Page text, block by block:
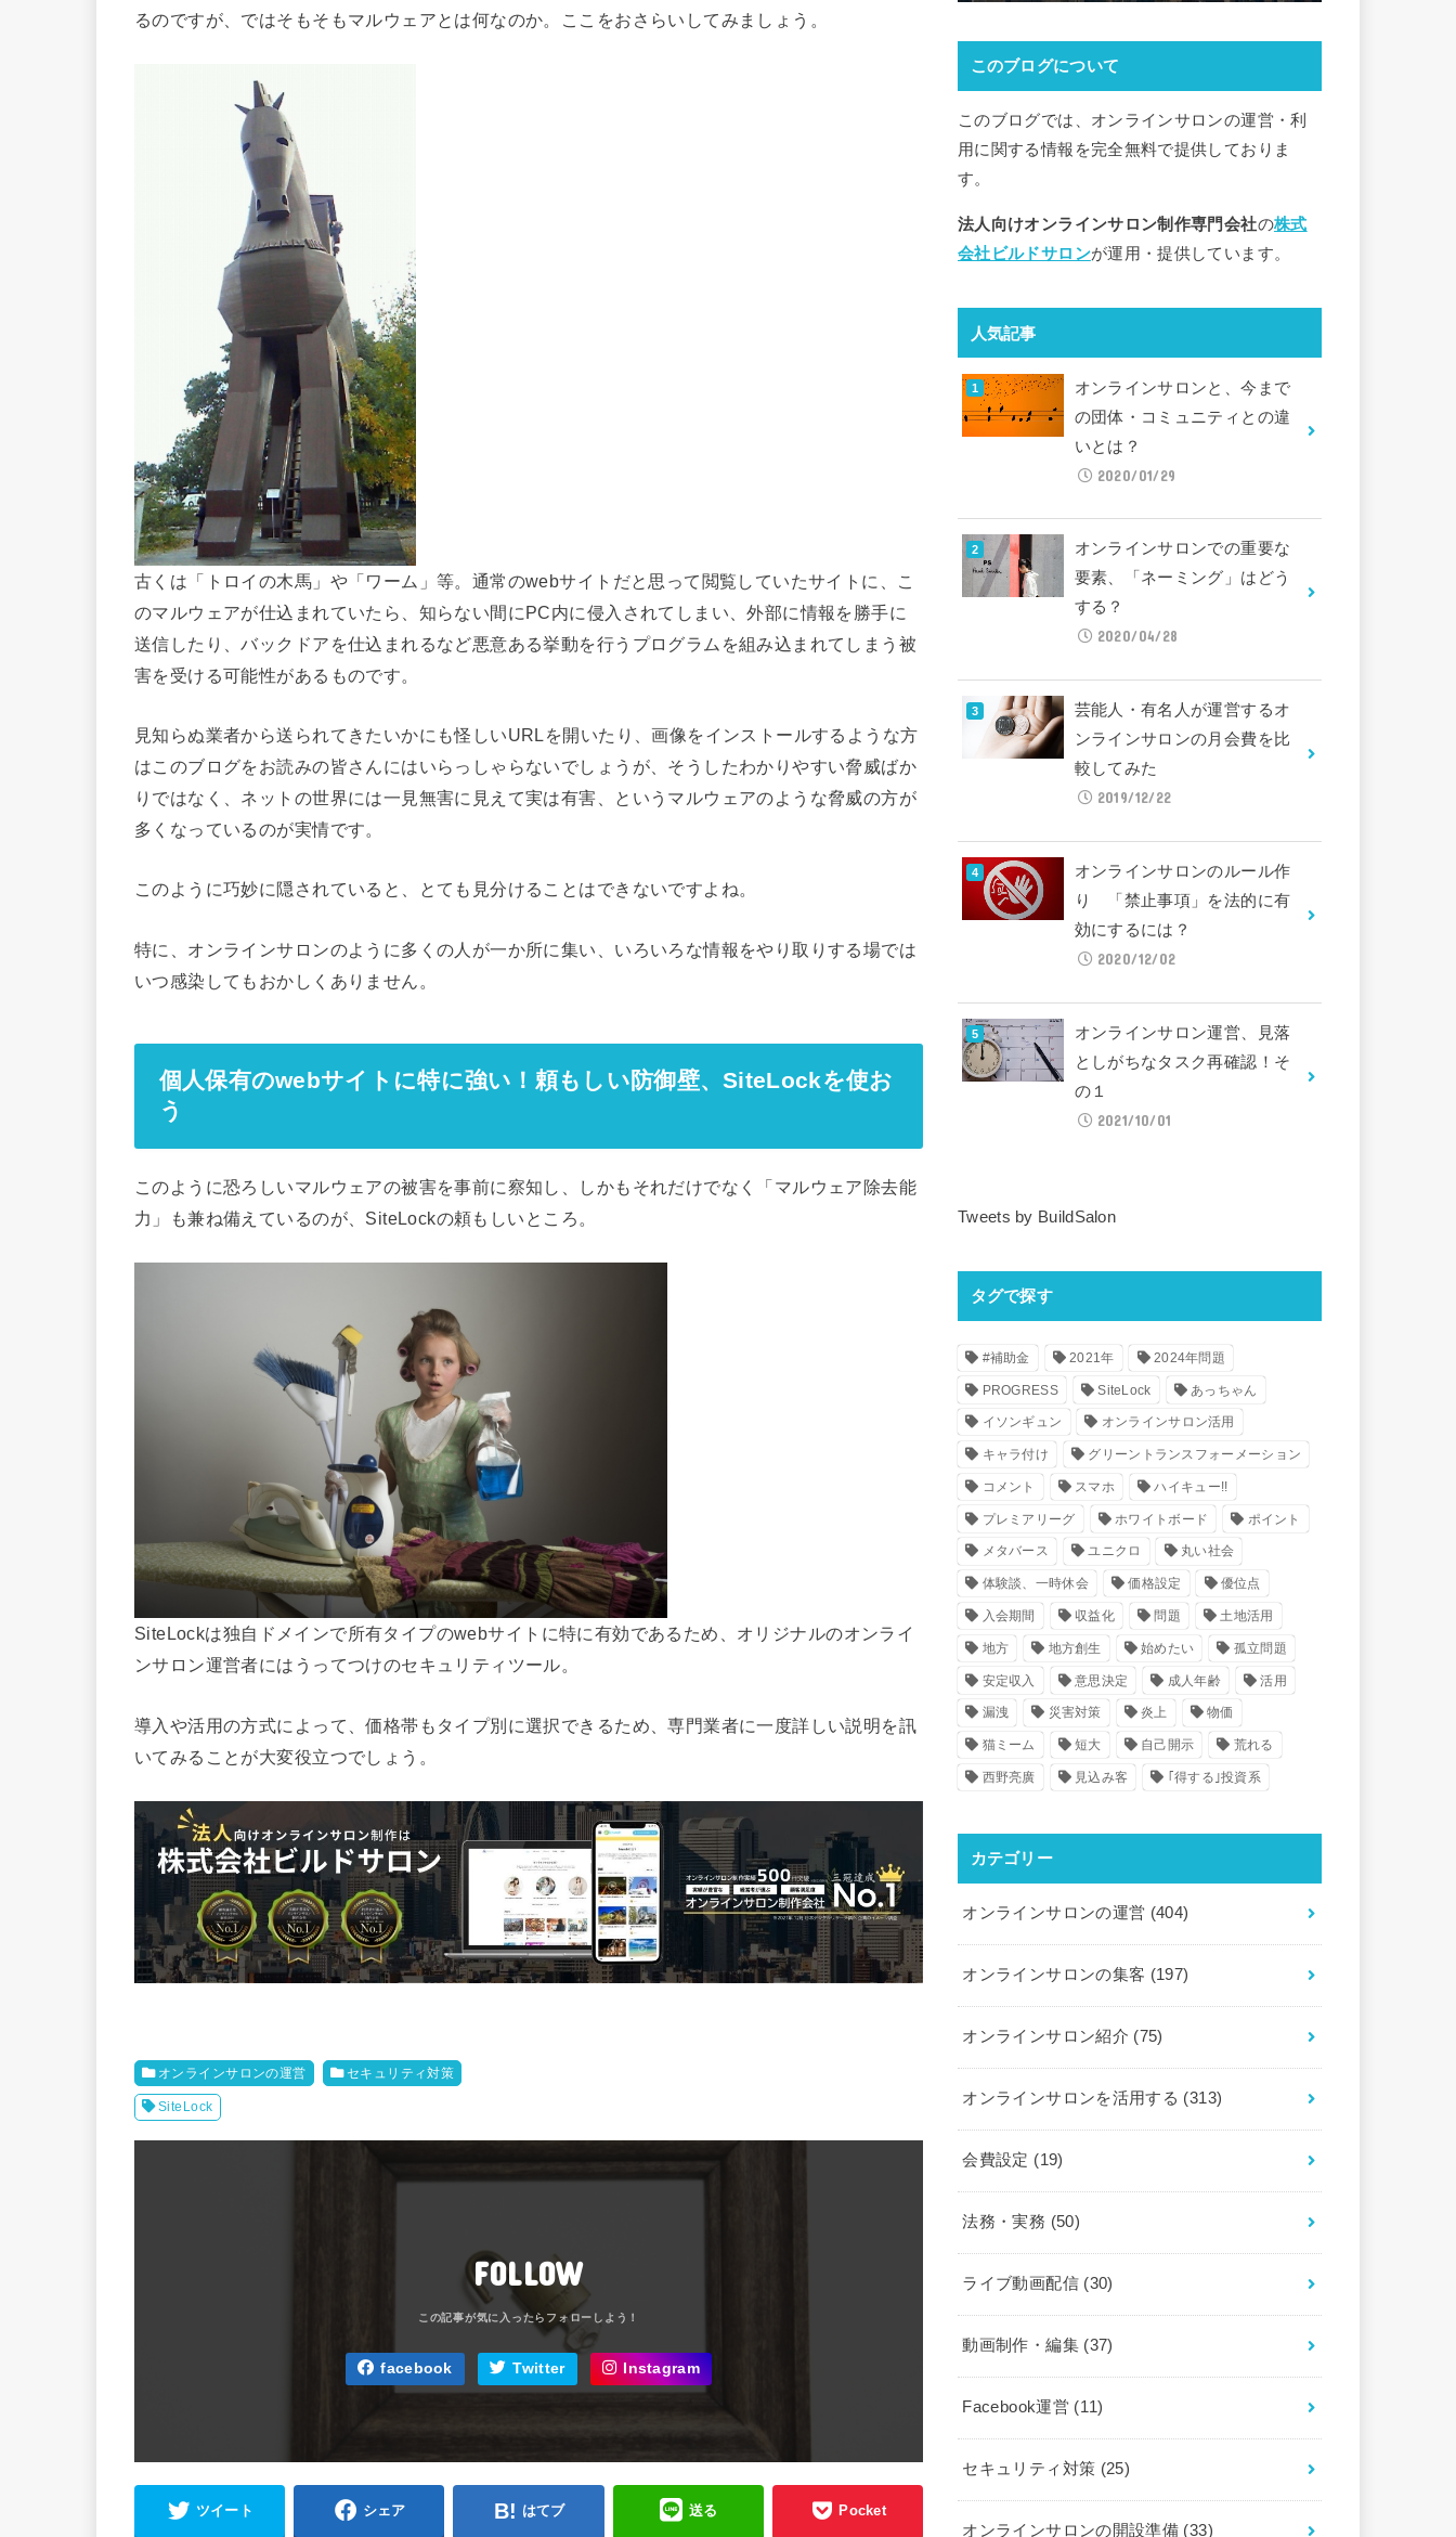
るのですが、ではそもそもマルウェアとは何なのか。ここをおさらいしてみましょう。
古くは「トロイの木馬」や「ワーム」等。通常のwebサイトだと思って閲覧していたサイトに、こ
のマルウェアが仕込まれていたら、知らない間にPC内に侵入されてしまい、外部に情報を勝手に
送信したり、バックドアを仕込まれるなど悪意ある挙動を行うプログラムを組み込まれてしまう被
害を受ける可能性があるものです。
見知らぬ業者から送られてきたいかにも怪しいURLを開いたり、画像をインストールするような方
はこのブログをお読みの皆さんにはいらっしゃらないでしょうが、そうしたわかりやすい脅威ばか
りではなく、ネットの世界には一見無害に見えて実は有害、というマルウェアのような脅威の方が
多くなっているのが実情です。
このように巧妙に隠されていると、とても見分けることはできないですよね。
特に、オンラインサロンのように多くの人が一か所に集い、いろいろな情報をやり取りする場では
いつ感染してもおかしくありません。
個人保有のwebサイトに特に強い！頼もしい防御壁、SiteLockを使お
う
このように恐ろしいマルウェアの被害を事前に察知し、しかもそれだけでなく「マルウェア除去能
力」も兼ね備えているのが、SiteLockの頼もしいところ。
SiteLockは独自ドメインで所有タイプのwebサイトに特に有効であるため、オリジナルのオンライ
ンサロン運営者にはうってつけのセキュリティツール。
導入や活用の方式によって、価格帯もタイプ別に選択できるため、専門業者に一度詳しい説明を訊
いてみることが大変役立つでしょう。
オンラインサロンの運営 セキュリティ対策
SiteLock
FOLLOW
facebook Twitter Instagram
ツイート シェア はてブ 送る Pocket
このブログについて
このブログでは、オンラインサロンの運営・利
用に関する情報を完全無料で提供しておりま
す。
法人向けオンラインサロン制作専門会社の株式
会社ビルドサロンが運用・提供しています。
人気記事
オンラインサロンと、今まで
の団体・コミュニティとの違
いとは？
2020/01/29
オンラインサロンでの重要な
要素、「ネーミング」はどう
する？
2020/04/28
芸能人・有名人が運営するオ
ンラインサロンの月会費を比
較してみた
2019/12/22
オンラインサロンのルール作
り 「禁止事項」を法的に有
効にするには？
2020/12/02
オンラインサロン運営、見落
としがちなタスク再確認！そ
の１
2021/10/01
Tweets by BuildSalon
タグで探す
#補助金 2021年 2024年問題
PROGRESS SiteLock あっちゃん
イソンギュン オンラインサロン活用
キャラ付け グリーントランスフォーメーション
コメント スマホ ハイキュー!!
プレミアリーグ ホワイトボード ポイント
メタバース ユニクロ 丸い社会
体験談、一時休会 価格設定 優位点
入会期間 収益化 問題 土地活用
地方 地方創生 始めたい 孤立問題
安定収入 意思決定 成人年齢 活用
漏洩 災害対策 炎上 物価
猫ミーム 短大 自己開示 荒れる
西野亮廣 見込み客 ｢得する｣投資系
カテゴリー
オンラインサロンの運営 (404)
オンラインサロンの集客 (197)
オンラインサロン紹介 (75)
オンラインサロンを活用する (313)
会費設定 (19)
法務・実務 (50)
ライブ動画配信 (30)
動画制作・編集 (37)
Facebook運営 (11)
セキュリティ対策 (25)
オンラインサロンの開設準備 (33)